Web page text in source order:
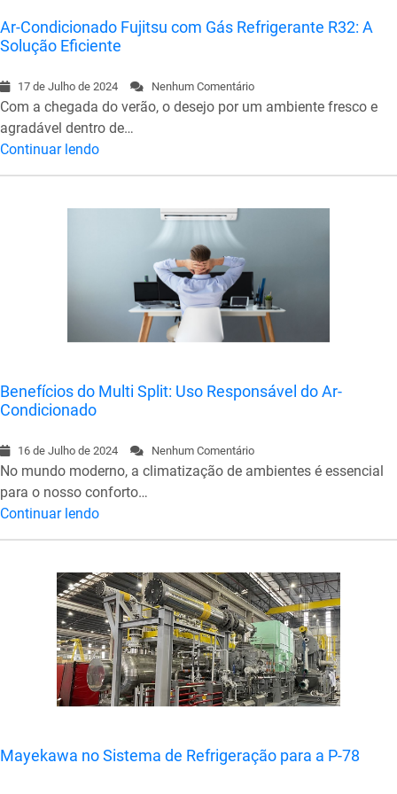
Ar-Condicionado Fujitsu com Gás Refrigerante R32: A
Solução Eficiente
17 de Julho de 2024 Nenhum Comentário
Com a chegada do verão, o desejo por um ambiente fresco e
agradável dentro de…
Continuar lendo
Benefícios do Multi Split: Uso Responsável do Ar-
Condicionado
16 de Julho de 2024 Nenhum Comentário
No mundo moderno, a climatização de ambientes é essencial
para o nosso conforto…
Continuar lendo
Mayekawa no Sistema de Refrigeração para a P-78